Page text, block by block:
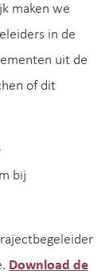
maken we
in de
uit de
of dit
bij
Download de